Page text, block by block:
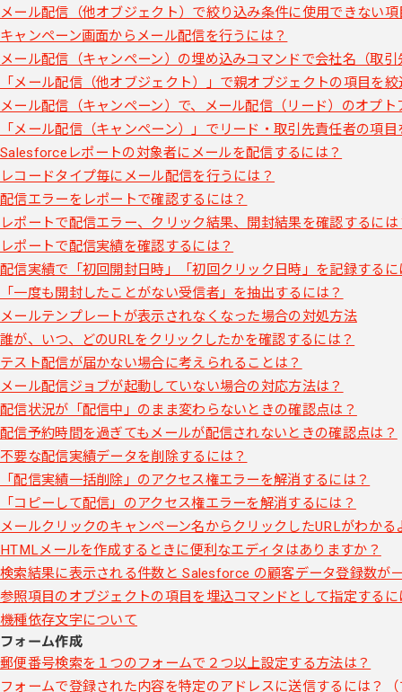
メール配信（他オブジェクト）で絞り込み条件に使用できない項
キャンペーン画面からメール配信を行うには？
メール配信（キャンペーン）の埋め込みコマンドで会社名（取
「メール配信（他オブジェクト）」で親オブジェクトの項目を
メール配信（キャンペーン）で、メール配信（リード）のオプ
「メール配信（キャンペーン）」でリード・取引先責任者の項
Salesforceレポートの対象者にメールを配信するには？
レコードタイプ毎にメール配信を行うには？
配信エラーをレポートで確認するには？
レポートで配信エラー、クリック結果、開封結果を確認するには
レポートで配信実績を確認するには？
配信実績で「初回開封日時」「初回クリック日時」を記録するに
「一度も開封したことがない受信者」を抽出するには？
メールテンプレートが表示されなくなった場合の対処方法
誰が、いつ、どのURLをクリックしたかを確認するには？
テスト配信が届かない場合に考えられることは？
メール配信ジョブが起動していない場合の対応方法は？
配信状況が「配信中」のまま変わらないときの確認点は？
配信予約時間を過ぎてもメールが配信されないときの確認点は？
不要な配信実績データを削除するには？
「配信実績一括削除」のアクセス権エラーを解消するには？
「コピーして配信」のアクセス権エラーを解消するには？
メールクリックのキャンペーン名からクリックしたURLがわかる
HTMLメールを作成するときに便利なエディタはありますか？
検索結果に表示される件数と Salesforce の顧客データ登録数が
参照項目のオブジェクトの項目を埋込コマンドとして指定するに
機種依存文字について
フォーム作成
郵便番号検索を１つのフォームで２つ以上設定する方法は？
フォームで登録された内容を特定のアドレスに送信するには？